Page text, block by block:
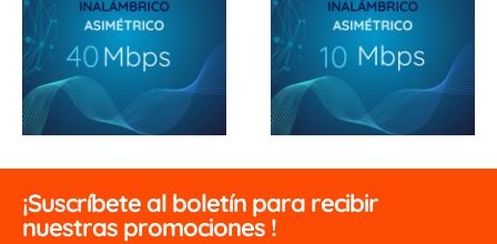
¡Suscríbete al boletín para recibir
nuestras promociones !